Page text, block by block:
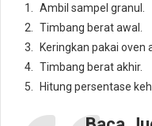
Ambil sampel granul.
Timbang berat awal.
Keringkan pakai oven
Timbang berat akhir.
Hitung persentase